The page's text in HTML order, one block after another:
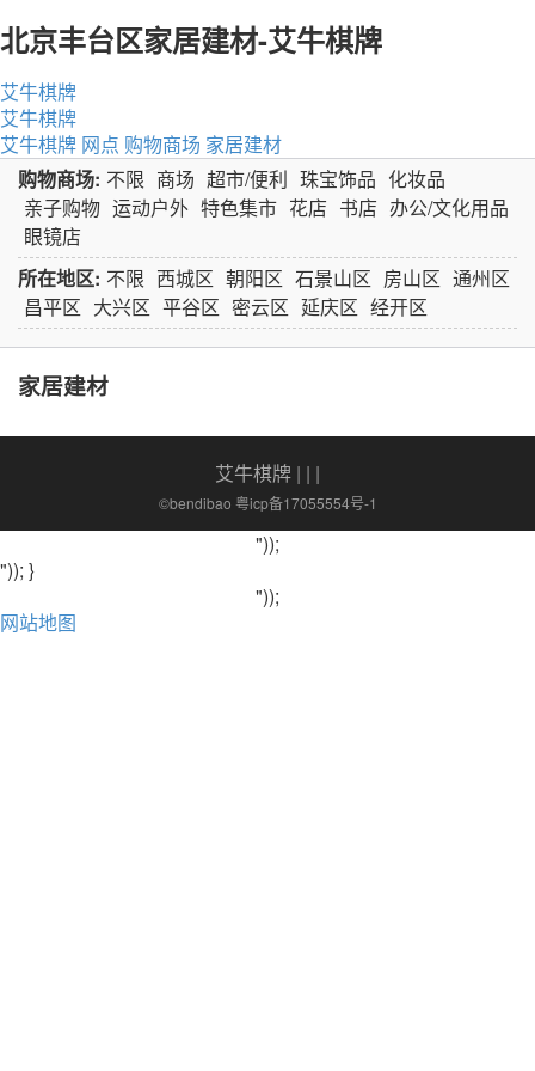
北京丰台区家居建材-艾牛棋牌
艾牛棋牌
艾牛棋牌
艾牛棋牌 网点 购物商场 家居建材
购物商场: 不限 商场 超市/便利 珠宝饰品 化妆品
亲子购物 运动户外 特色集市 花店 书店 办公/文化用品
眼镜店
所在地区: 不限 西城区 朝阳区 石景山区 房山区 通州区
昌平区 大兴区 平谷区 密云区 延庆区 经开区
家居建材
艾牛棋牌 | | |
©bendibao 粤icp备17055554号-1
"));
")); }
"));
网站地图